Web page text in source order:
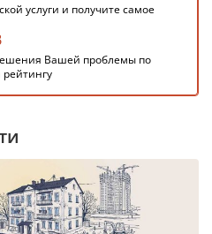
услуги и получите самое
Вашей проблемы по